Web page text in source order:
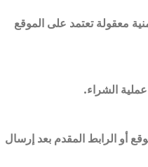
معقولة تعتمد على الموقع
الشراء.
أو الرابط المقدم بعد إرسال